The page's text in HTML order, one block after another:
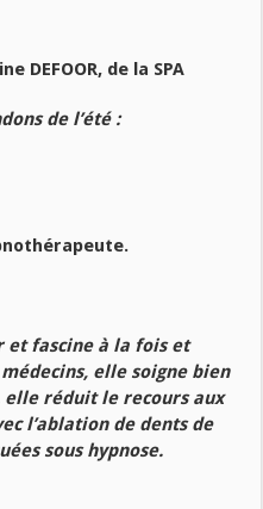
DEFOOR, de la SPA
de l’été :
et fascine à la fois et
elle soigne bien
réduit le recours aux
l’ablation de dents de
sous hypnose.